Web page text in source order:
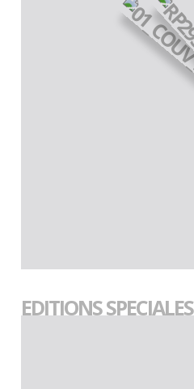
EDITIONS SPECIALES